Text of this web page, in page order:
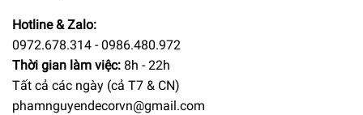
Hotline & Zalo:
0972.678.314 - 0986.480.972
Thời gian làm việc: 8h - 22h
Tất cả các ngày (cả T7 & CN)
phamnguyendecorvn@gmail.com